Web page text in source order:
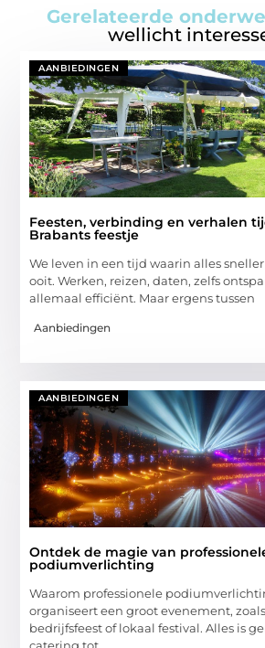
Gerelateerde
wellicht
AANBIEDINGEN
Feesten, verbinding en verhalen
Brabants feestje
We leven in een tijd waarin alles
ooit. Werken, reizen, daten, zelfs
allemaal efficiënt. Maar ergens tussen
Aanbiedingen
AANBIEDINGEN
Ontdek de magie van
podiumverlichting
Waarom professionele
organiseert een groot evenement,
bedrijfsfeest of lokaal festival. Alles is